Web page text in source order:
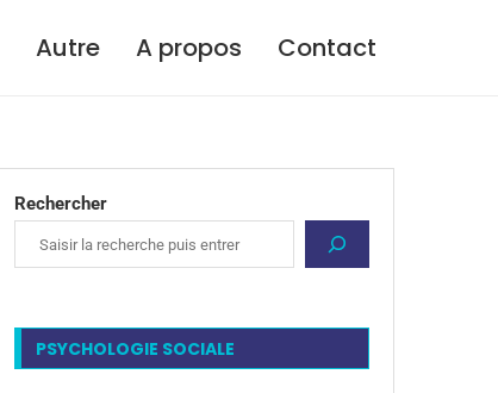
Autre A propos Contact
Rechercher
PSYCHOLOGIE SOCIALE